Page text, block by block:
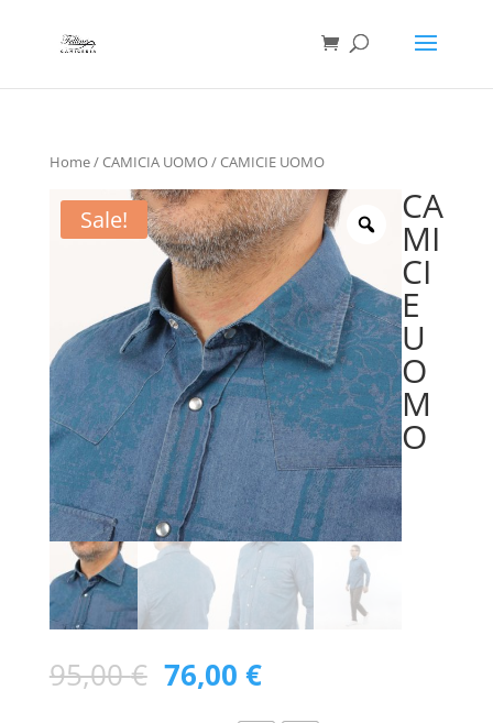
Home/CAMICIA UOMO/ CAMICIE UOMO
Sale! CA
MI
CI
E
U
O
M
O
95,00€ 76,00 €